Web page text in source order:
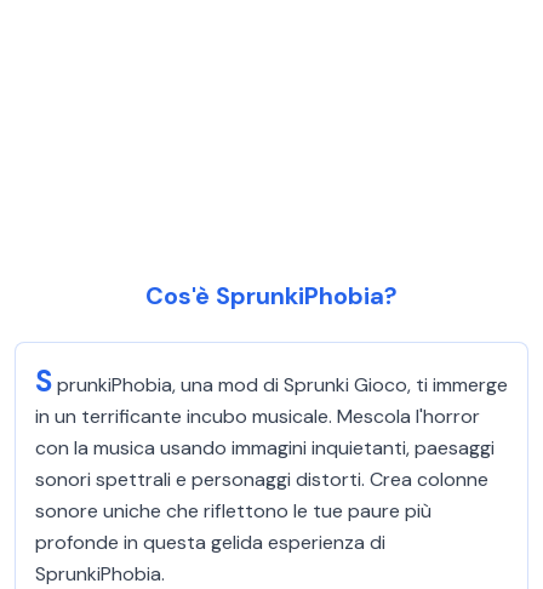
Cos'è SprunkiPhobia?
SprunkiPhobia, una mod di Sprunki Gioco, ti immerge
in un terrificante incubo musicale. Mescola l'horror
con la musica usando immagini inquietanti, paesaggi
sonori spettrali e personaggi distorti. Crea colonne
sonore uniche che riflettono le tue paure più
profonde in questa gelida esperienza di
SprunkiPhobia.